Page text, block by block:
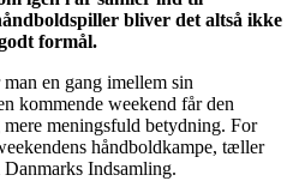
bliver det altså ikke
formål.
en gang imellem sin
kommende weekend får den
meningsfuld betydning. For
håndboldkampe, tæller
Indsamling.